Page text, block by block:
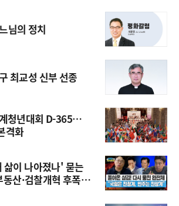
님의 정치
최교성 신부 선종
청년대회 D-365…
격화
이 나아졌나' 묻는
산·검찰개혁 후폭